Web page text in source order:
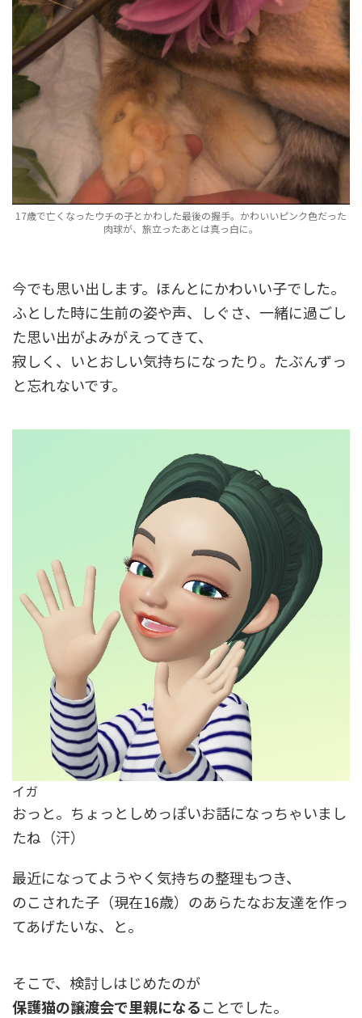
17歳で亡くなったウチの子とかわした最後の握手。かわいいピンク色だった
肉球が、旅立ったあとは真っ白に。
今でも思い出します。ほんとにかわいい子でした。
ふとした時に生前の姿や声、しぐさ、一緒に過ごし
た思い出がよみがえってきて、
寂しく、いとおしい気持ちになったり。たぶんずっ
と忘れないです。
イガ
おっと。ちょっとしめっぽいお話になっちゃいまし
たね（汗）
最近になってようやく気持ちの整理もつき、
のこされた子（現在16歳）のあらたなお友達を作っ
てあげたいな、と。
そこで、検討しはじめたのが
保護猫の譲渡会で里親になることでした。